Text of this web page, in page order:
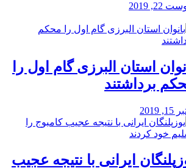
22, 2019
استان البرزی گام اول را
برداشتند
2019
ایرانی با نتیجه عجیب